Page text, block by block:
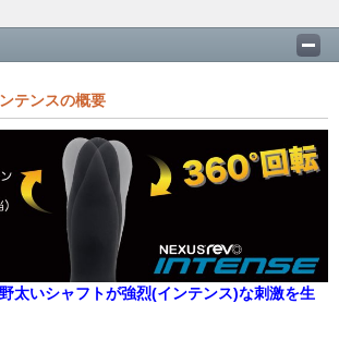
テンスの概要
太いシャフトが強烈(インテンス)な刺激を生